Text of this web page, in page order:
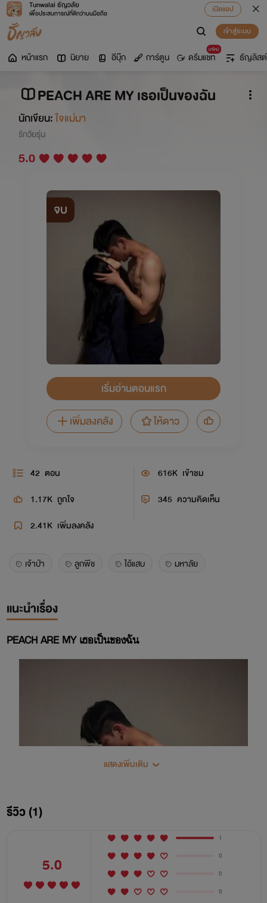
Tunwalai ธัญวลัย
เพื่อประสบการณ์ที่ดีกว่าบนมือถือ
เปิดแอป
เข้าสู่ระบบ
หน้าแรก นิยาย อีบุ๊ก การ์ตูน
มาใหม่
ดรีมแชท ธัญลิสต์
PEACH ARE MY เธอเป็นของฉัน
นักเขียน:ใจแม่มา
รักวัยรุ่น
5.0
จบ
เริ่มอ่านตอนแรก
เพิ่มลงคลัง
ให้ดาว
42 ตอน 616K เข้าชม
1.17K ถูกใจ 345 ความคิดเห็น
2.41K เพิ่มลงคลัง
เจ้าป่า ลูกพีช ไอ้แสบ มหาลัย
แนะนำเรื่อง
PEACH ARE MY เธอเป็นของฉัน
แสดงเพิ่มเติม
รีวิว (1)
5.0
1
0
0
0